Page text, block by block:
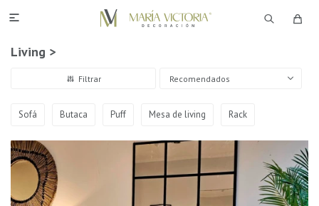

Living >
Recomendados
Sofá Butaca Puff Mesa de living Rack